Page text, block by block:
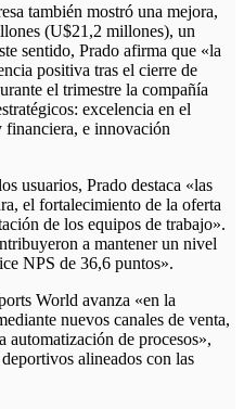
también mostró una mejora,
(U$21,2 millones), un
sentido, Prado afirma que «la
positiva tras el cierre de
el trimestre la compañía
excelencia en el
e innovación
usuarios, Prado destaca «las
el fortalecimiento de la oferta
de los equipos de trabajo».
a mantener un nivel
NPS de 36,6 puntos».
World avanza «en la
nuevos canales de venta,
de procesos»,
alineados con las